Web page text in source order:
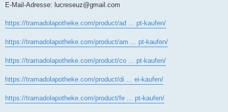
E-Mail-Adresse: lucreseuz@gmail.com
https://tramadolapotheke.com/product/ad ... pt-kaufen/
https://tramadolapotheke.com/product/am ... pt-kaufen/
https://tramadolapotheke.com/product/co ... pt-kaufen/
https://tramadolapotheke.com/product/di ... ei-kaufen/
https://tramadolapotheke.com/product/fe ... pt-kaufen/